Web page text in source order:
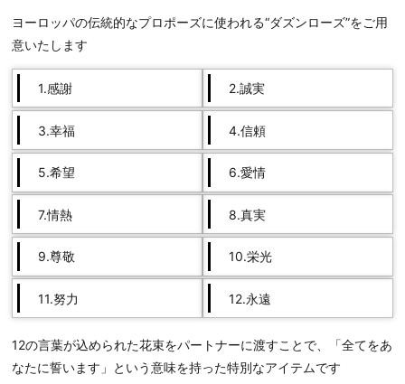
ヨーロッパの伝統的なプロポーズに使われる“ダズンローズ”をご用
意いたします
1.感謝 2.誠実
3.幸福 4.信頼
5.希望 6.愛情
7.情熱 8.真実
9.尊敬 10.栄光
11.努力 12.永遠
12の言葉が込められた花束をパートナーに渡すことで、「全てをあ
なたに誓います」という意味を持った特別なアイテムです